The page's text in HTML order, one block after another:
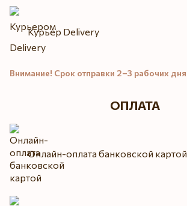
Курьер Delivery
Внимание! Срок отправки 2–3 рабочих дня
ОПЛАТА
Онлайн-оплата банковской картой